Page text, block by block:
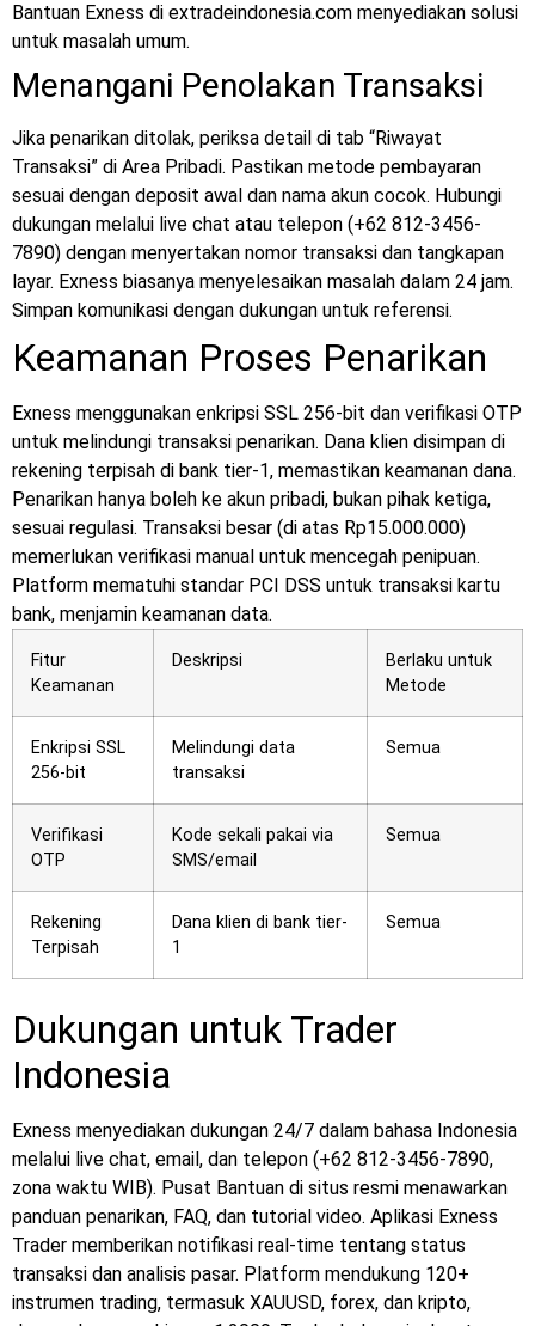
Bantuan Exness di extradeindonesia.com menyediakan solusi
untuk masalah umum.
Menangani Penolakan Transaksi
Jika penarikan ditolak, periksa detail di tab “Riwayat
Transaksi” di Area Pribadi. Pastikan metode pembayaran
sesuai dengan deposit awal dan nama akun cocok. Hubungi
dukungan melalui live chat atau telepon (+62 812-3456-
7890) dengan menyertakan nomor transaksi dan tangkapan
layar. Exness biasanya menyelesaikan masalah dalam 24 jam.
Simpan komunikasi dengan dukungan untuk referensi.
Keamanan Proses Penarikan
Exness menggunakan enkripsi SSL 256-bit dan verifikasi OTP
untuk melindungi transaksi penarikan. Dana klien disimpan di
rekening terpisah di bank tier-1, memastikan keamanan dana.
Penarikan hanya boleh ke akun pribadi, bukan pihak ketiga,
sesuai regulasi. Transaksi besar (di atas Rp15.000.000)
memerlukan verifikasi manual untuk mencegah penipuan.
Platform mematuhi standar PCI DSS untuk transaksi kartu
bank, menjamin keamanan data.
Fitur
Keamanan
Deskripsi
Berlaku untuk
Metode
Enkripsi SSL
256-bit
Melindungi data
transaksi
Semua
Verifikasi
OTP
Kode sekali pakai via
SMS/email
Semua
Rekening
Terpisah
Dana klien di bank tier-
1
Semua
Dukungan untuk Trader
Indonesia
Exness menyediakan dukungan 24/7 dalam bahasa Indonesia
melalui live chat, email, dan telepon (+62 812-3456-7890,
zona waktu WIB). Pusat Bantuan di situs resmi menawarkan
panduan penarikan, FAQ, dan tutorial video. Aplikasi Exness
Trader memberikan notifikasi real-time tentang status
transaksi dan analisis pasar. Platform mendukung 120+
instrumen trading, termasuk XAUUSD, forex, dan kripto,